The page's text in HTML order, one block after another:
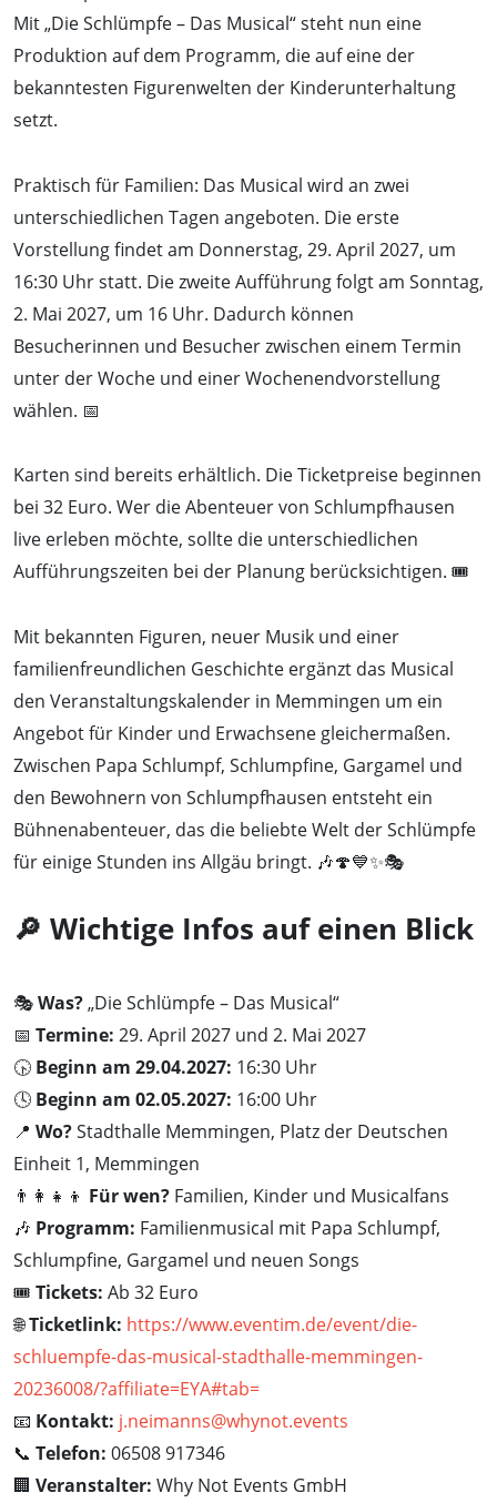
Mit „Die Schlümpfe – Das Musical“ steht nun eine
Produktion auf dem Programm, die auf eine der
bekanntesten Figurenwelten der Kinderunterhaltung
setzt.
Praktisch für Familien: Das Musical wird an zwei
unterschiedlichen Tagen angeboten. Die erste
Vorstellung findet am Donnerstag, 29. April 2027, um
16:30 Uhr statt. Die zweite Aufführung folgt am Sonntag,
2. Mai 2027, um 16 Uhr. Dadurch können
Besucherinnen und Besucher zwischen einem Termin
unter der Woche und einer Wochenendvorstellung
wählen. 📅
Karten sind bereits erhältlich. Die Ticketpreise beginnen
bei 32 Euro. Wer die Abenteuer von Schlumpfhausen
live erleben möchte, sollte die unterschiedlichen
Aufführungszeiten bei der Planung berücksichtigen. 🎟️
Mit bekannten Figuren, neuer Musik und einer
familienfreundlichen Geschichte ergänzt das Musical
den Veranstaltungskalender in Memmingen um ein
Angebot für Kinder und Erwachsene gleichermaßen.
Zwischen Papa Schlumpf, Schlumpfine, Gargamel und
den Bewohnern von Schlumpfhausen entsteht ein
Bühnenabenteuer, das die beliebte Welt der Schlümpfe
für einige Stunden ins Allgäu bringt. 🎶🍄💙✨🎭
🔎 Wichtige Infos auf einen Blick
🎭Was?„Die Schlümpfe – Das Musical“
📅 Termine: 29. April 2027 und 2. Mai 2027
🕟 Beginn am 29.04.2027: 16:30 Uhr
🕓 Beginn am 02.05.2027: 16:00 Uhr
📍 Wo?Stadthalle Memmingen, Platz der Deutschen
Einheit 1, Memmingen
👨‍👩‍👧‍👦 Für wen? Familien, Kinder und Musicalfans
🎶 Programm: Familienmusical mit Papa Schlumpf,
Schlumpfine, Gargamel und neuen Songs
🎟️ Tickets: Ab 32 Euro
🌐Ticketlink: https://www.eventim.de/event/die-
schluempfe-das-musical-stadthalle-memmingen-
20236008/?affiliate=EYA#tab=
📧 Kontakt: j.neimanns@whynot.events
📞 Telefon: 06508 917346
🏢 Veranstalter: Why Not Events GmbH